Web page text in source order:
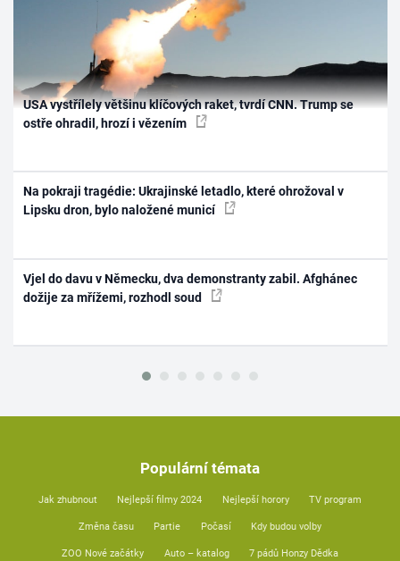
USA vystřílely většinu klíčových raket, tvrdí CNN. Trump se
ostře ohradil, hrozí i vězením
Na pokraji tragédie: Ukrajinské letadlo, které ohrožoval v
Lipsku dron, bylo naložené municí
Vjel do davu v Německu, dva demonstranty zabil. Afghánec
dožije za mřížemi, rozhodl soud
Populární témata
Jak zhubnout Nejlepší filmy 2024 Nejlepší horory TV program
Změna času Partie Počasí Kdy budou volby
ZOO Nové začátky Auto – katalog 7 pádů Honzy Dědka